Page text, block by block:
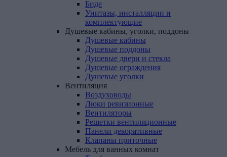
Биде
Унитазы, инсталляции и
комплектующие
Душевые кабины, уголки, поддоны
Душевые кабины
Душевые поддоны
Душевые двери и стекла
Душевые ограждения
Душевые уголки
Вентиляция
Воздуховоды
Люки ревизионные
Вентиляторы
Решетки вентиляционные
Панели декоративные
Клапаны приточные
Мебель для ванных комнат